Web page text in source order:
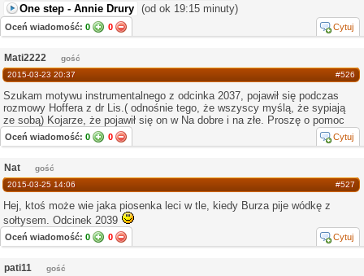
One step - Annie Drury (od ok 19:15 minuty)
Oceń wiadomość: 0 0 Cytuj
Mati2222
gość
#526
2015-03-23 20:37
Szukam motywu instrumentalnego z odcinka 2037, pojawił się podczas
rozmowy Hoffera z dr Lis.( odnośnie tego, że wszyscy myślą, że sypiają
ze sobą) Kojarze, że pojawił się on w Na dobre i na złe. Proszę o pomoc
Oceń wiadomość: 0 0 Cytuj
Nat
gość
#527
2015-03-25 14:06
Hej, ktoś może wie jaka piosenka leci w tle, kiedy Burza pije wódkę z
sołtysem. Odcinek 2039
Oceń wiadomość: 0 0 Cytuj
pati11
gość